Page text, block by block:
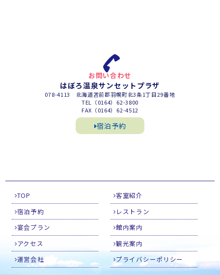
お問い合わせ
はぼろ温泉サンセットプラザ
078-4113 北海道苫前郡羽幌町北3条1丁目29番地
TEL（0164）62-3800
FAX（0164）62-4512
宿泊予約
TOP
客室紹介
宿泊予約
レストラン
宴会プラン
館内案内
アクセス
観光案内
運営会社
プライバシーポリシー